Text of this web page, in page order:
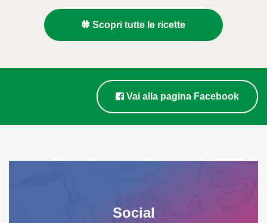
Scopri tutte le ricette
Vai alla pagina Facebook
Social